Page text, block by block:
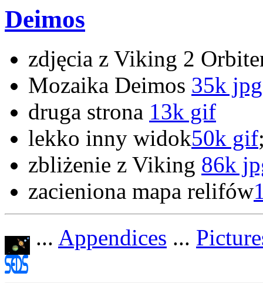
Deimos
zdjęcia z Viking 2
Mozaika Deimos 35k jpg
druga strona 13k gif
lekko inny widok50k gif
zbliżenie z Viking 86k
zacieniona mapa relifów
... Appendices ...